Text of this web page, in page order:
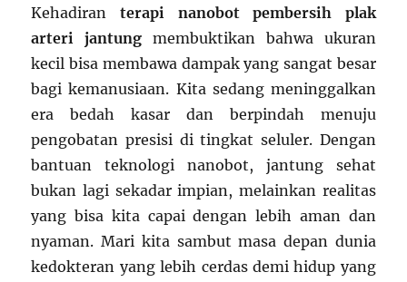
Kehadiran terapi nanobot pembersih plak
arteri jantung membuktikan bahwa ukuran
kecil bisa membawa dampak yang sangat besar
bagi kemanusiaan. Kita sedang meninggalkan
era bedah kasar dan berpindah menuju
pengobatan presisi di tingkat seluler. Dengan
bantuan teknologi nanobot, jantung sehat
bukan lagi sekadar impian, melainkan realitas
yang bisa kita capai dengan lebih aman dan
nyaman. Mari kita sambut masa depan dunia
kedokteran yang lebih cerdas demi hidup yang